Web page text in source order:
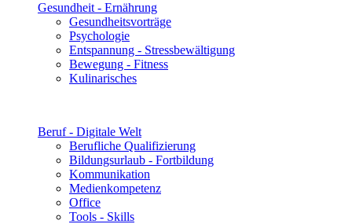
Gesundheit - Ernährung
Gesundheitsvorträge
Psychologie
Entspannung - Stressbewältigung
Bewegung - Fitness
Kulinarisches
Beruf - Digitale Welt
Berufliche Qualifizierung
Bildungsurlaub - Fortbildung
Kommunikation
Medienkompetenz
Office
Tools - Skills